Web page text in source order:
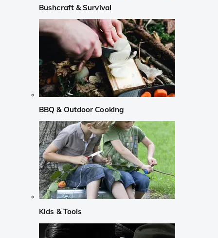
Bushcraft & Survival
BBQ & Outdoor Cooking
Kids & Tools